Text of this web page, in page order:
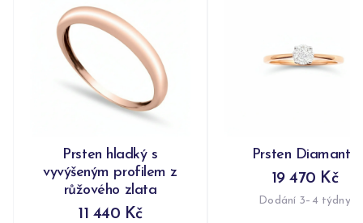
Prsten hladký s
vyvýšeným profilem z
růžového zlata
11 440 Kč
Prsten Diamanty
19 470 Kč
Dodání 3–4 týdny